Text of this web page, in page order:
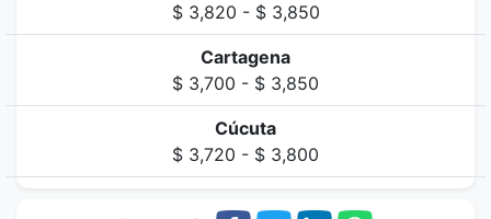
$ 3,820 - $ 3,850
Cartagena
$ 3,700 - $ 3,850
Cúcuta
$ 3,720 - $ 3,800